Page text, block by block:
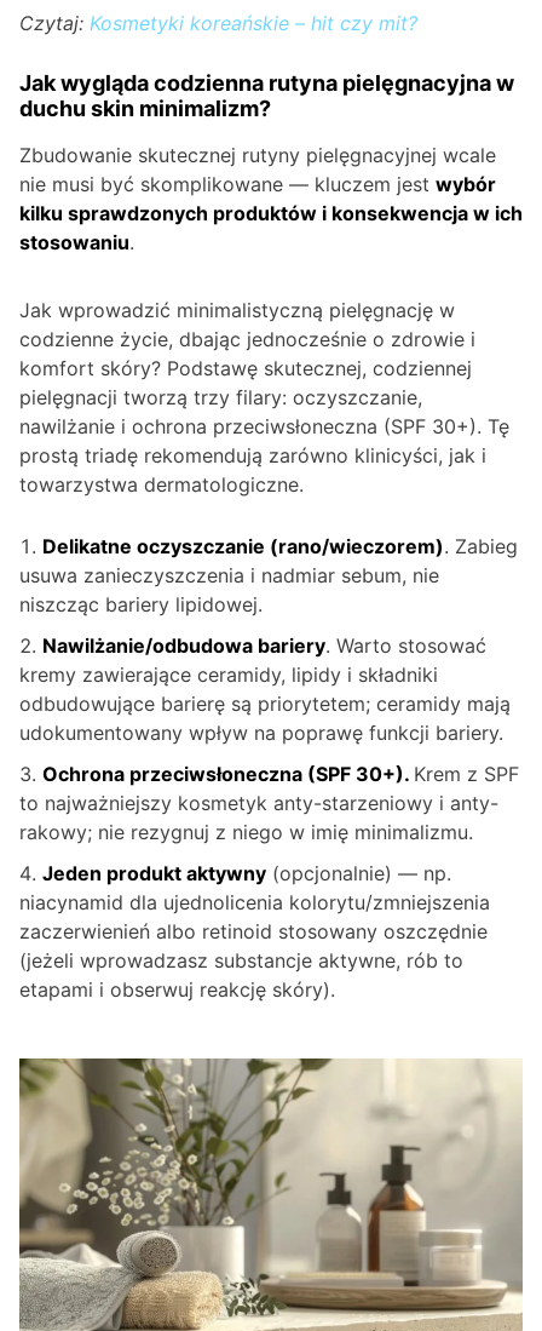
Czytaj: Kosmetyki koreańskie – hit czy mit?
Jak wygląda codzienna rutyna pielęgnacyjna w
duchu skin minimalizm?
Zbudowanie skutecznej rutyny pielęgnacyjnej wcale
nie musi być skomplikowane — kluczem jest wybór
kilku sprawdzonych produktów i konsekwencja w ich
stosowaniu.
Jak wprowadzić minimalistyczną pielęgnację w
codzienne życie, dbając jednocześnie o zdrowie i
komfort skóry? Podstawę skutecznej, codziennej
pielęgnacji tworzą trzy filary: oczyszczanie,
nawilżanie i ochrona przeciwsłoneczna (SPF 30+). Tę
prostą triadę rekomendują zarówno klinicyści, jak i
towarzystwa dermatologiczne.
Delikatne oczyszczanie (rano/wieczorem). Zabieg
usuwa zanieczyszczenia i nadmiar sebum, nie
niszcząc bariery lipidowej.
Nawilżanie/odbudowa bariery. Warto stosować
kremy zawierające ceramidy, lipidy i składniki
odbudowujące barierę są priorytetem; ceramidy mają
udokumentowany wpływ na poprawę funkcji bariery.
Ochrona przeciwsłoneczna (SPF 30+). Krem z SPF
to najważniejszy kosmetyk anty-starzeniowy i anty-
rakowy; nie rezygnuj z niego w imię minimalizmu.
Jeden produkt aktywny (opcjonalnie) — np.
niacynamid dla ujednolicenia kolorytu/zmniejszenia
zaczerwienień albo retinoid stosowany oszczędnie
(jeżeli wprowadzasz substancje aktywne, rób to
etapami i obserwuj reakcję skóry).